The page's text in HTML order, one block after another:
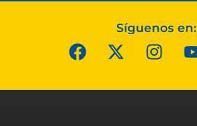
Síguenos en: